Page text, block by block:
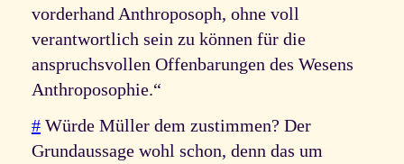
vorderhand Anthroposoph, ohne voll
verantwortlich sein zu können für die
anspruchsvollen Offenbarungen des Wesens
Anthroposophie.“
#Würde Müller dem zustimmen? Der
Grundaussage wohl schon, denn das um